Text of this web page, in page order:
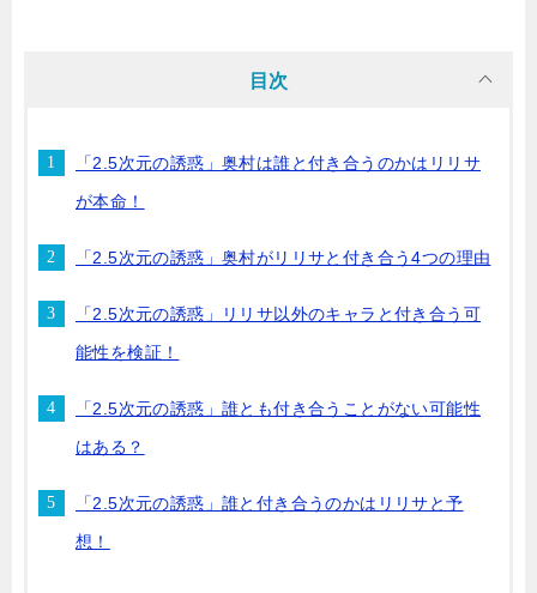
目次
「2.5次元の誘惑」奥村は誰と付き合うのかはリリサ
が本命！
「2.5次元の誘惑」奥村がリリサと付き合う4つの理由
「2.5次元の誘惑」リリサ以外のキャラと付き合う可
能性を検証！
「2.5次元の誘惑」誰とも付き合うことがない可能性
はある？
「2.5次元の誘惑」誰と付き合うのかはリリサと予
想！